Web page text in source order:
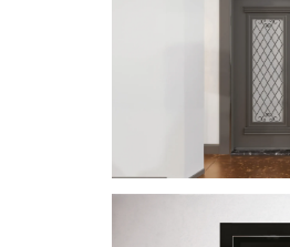
ÇELIK KAPI